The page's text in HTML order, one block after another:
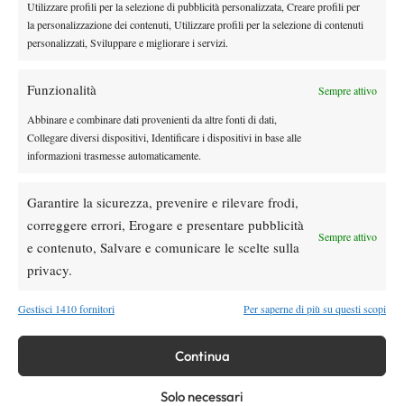
Utilizzare profili per la selezione di pubblicità personalizzata, Creare profili per
la personalizzazione dei contenuti, Utilizzare profili per la selezione di contenuti
personalizzati, Sviluppare e migliorare i servizi.
Funzionalità Sempre attivo
Abbinare e combinare dati provenienti da altre fonti di dati,
Collegare diversi dispositivi, Identificare i dispositivi in base alle
informazioni trasmesse automaticamente.
Garantire la sicurezza, prevenire e rilevare frodi,
correggere errori, Erogare e presentare pubblicità
e contenuto, Salvare e comunicare le scelte sulla
privacy.
Sempre attivo
Gestisci 1410 fornitori Per saperne di più su questi scopi
Continua
Solo necessari
Qinwen Zheng con il proprio team e l’équipe della Rennbahnklinik
Dalle porte dell’eliminazione alla gloria:
rimonta folle su de Minaur